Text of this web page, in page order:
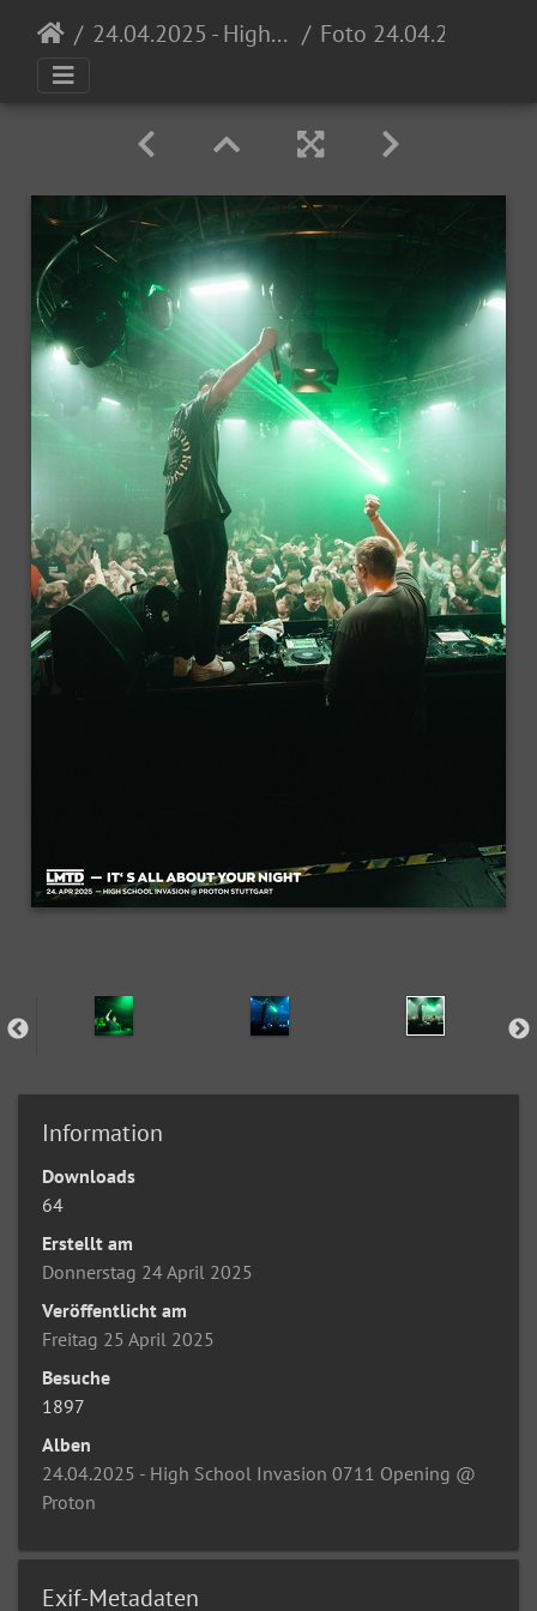
24.04.2025 - High School Invasion 0711 Opening @ Proton
Information
Downloads
64
Erstellt am
Donnerstag 24 April 2025
Veröffentlicht am
Freitag 25 April 2025
Besuche
1897
Alben
24.04.2025 - High School Invasion 0711 Opening @
Proton
Exif-Metadaten